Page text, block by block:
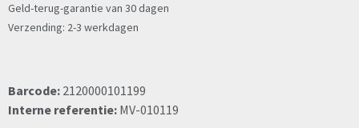
Geld-terug-garantie van 30 dagen
Verzending: 2-3 werkdagen
Barcode: 2120000101199
Interne referentie: MV-010119